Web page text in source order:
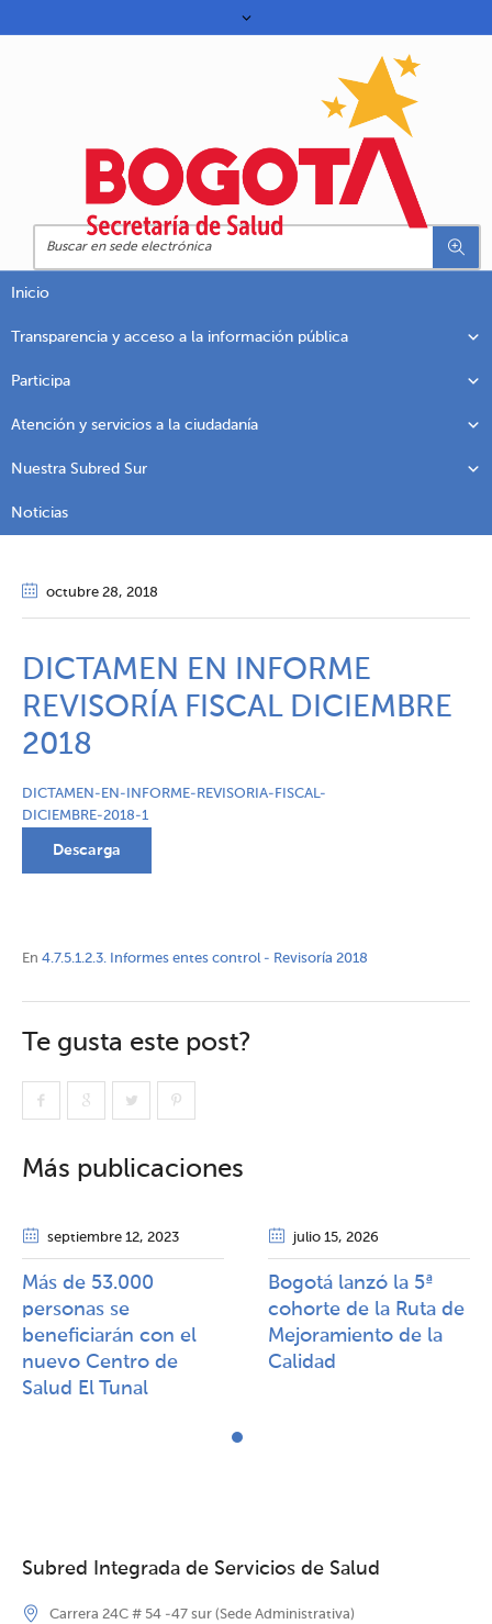
Inicio
Transparencia y acceso a la información pública
Participa
Atención y servicios a la ciudadanía
Nuestra Subred Sur
Noticias
octubre 28, 2018
DICTAMEN EN INFORME
REVISORÍA FISCAL DICIEMBRE
2018
DICTAMEN-EN-INFORME-REVISORIA-FISCAL-
DICIEMBRE-2018-1
Descarga
En 4.7.5.1.2.3. Informes entes control - Revisoría 2018
Te gusta este post?
Más publicaciones
septiembre 12, 2023
Más de 53.000
personas se
beneficiarán con el
nuevo Centro de
Salud El Tunal
julio 15, 2026
Bogotá lanzó la 5ª
cohorte de la Ruta de
Mejoramiento de la
Calidad​​
Subred Integrada de Servicios de Salud
Carrera 24C # 54 -47 sur (Sede Administrativa)